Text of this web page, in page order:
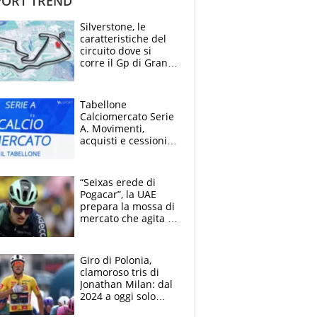
Silverstone, le
caratteristiche del
circuito dove si
corre il Gp di Gran
Tabellone
Calciomercato Serie
A. Movimenti,
acquisti e cessioni:
“Seixas erede di
Pogacar”, la UAE
prepara la mossa di
mercato che agita la
a Burgos
Giro di Polonia,
clamoroso tris di
Jonathan Milan: dal
2024 a oggi solo